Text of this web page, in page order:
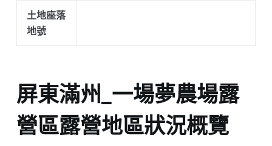
土地座落
地號
屏東滿州_一場夢農場露
營區露營地區狀況概覽